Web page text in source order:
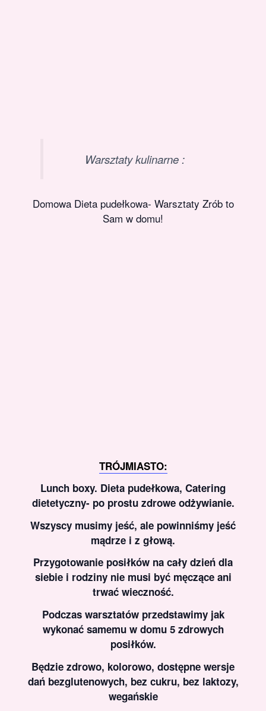
Warsztaty kulinarne :
Domowa Dieta pudełkowa- Warsztaty Zrób to
Sam w domu!
TRÓJMIASTO:
Lunch boxy. Dieta pudełkowa, Catering
dietetyczny- po prostu zdrowe odżywianie.
Wszyscy musimy jeść, ale powinniśmy jeść
mądrze i z głową.
Przygotowanie posiłków na cały dzień dla
siebie i rodziny nie musi być męczące ani
trwać wieczność.
Podczas warsztatów przedstawimy jak
wykonać samemu w domu 5 zdrowych
posiłków.
Będzie zdrowo, kolorowo, dostępne wersje
dań bezglutenowych, bez cukru, bez laktozy,
wegańskie